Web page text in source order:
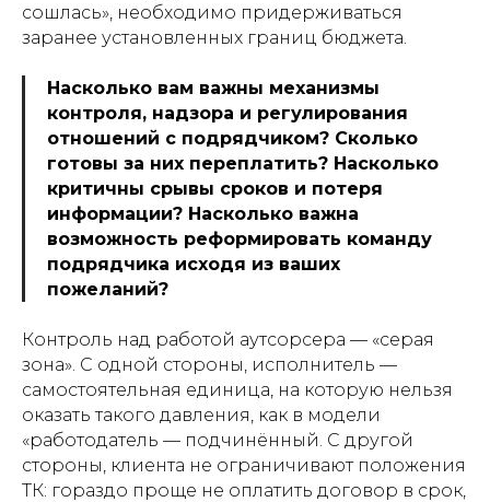
сошлась», необходимо придерживаться
заранее установленных границ бюджета.
Насколько вам важны механизмы
контроля, надзора и регулирования
отношений с подрядчиком? Сколько
готовы за них переплатить? Насколько
критичны срывы сроков и потеря
информации? Насколько важна
возможность реформировать команду
подрядчика исходя из ваших
пожеланий?
Контроль над работой аутсорсера — «серая
зона». С одной стороны, исполнитель —
самостоятельная единица, на которую нельзя
оказать такого давления, как в модели
«работодатель — подчинённый. С другой
стороны, клиента не ограничивают положения
ТК: гораздо проще не оплатить договор в срок,